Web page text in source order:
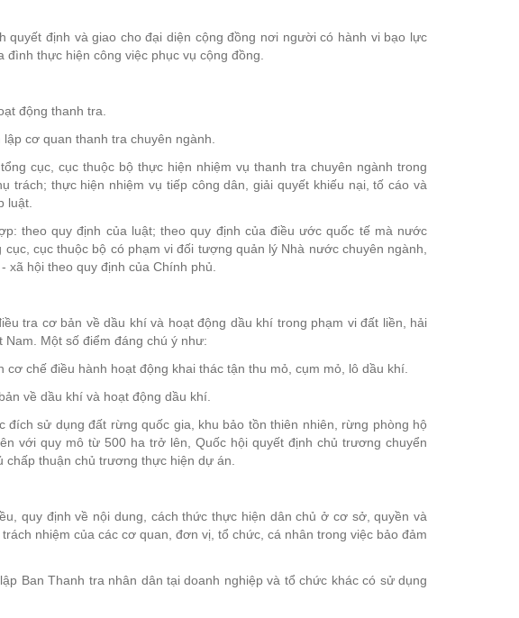
quyết định và giao cho đại diện cộng đồng nơi người có hành vi bạo lực
thực hiện công việc phục vụ cộng đồng.
động thanh tra.
cơ quan thanh tra chuyên ngành.
cục, cục thuộc bộ thực hiện nhiệm vụ thanh tra chuyên ngành trong
trách; thực hiện nhiệm vụ tiếp công dân, giải quyết khiếu nại, tố cáo và
luật.
theo quy định của luật; theo quy định của điều ước quốc tế mà nước
cục thuộc bộ có phạm vi đối tượng quản lý Nhà nước chuyên ngành,
hội theo quy định của Chính phủ.
tra cơ bản về dầu khí và hoạt động dầu khí trong phạm vi đất liền, hải
Một số điểm đáng chú ý như:
chế điều hành hoạt động khai thác tận thu mỏ, cụm mỏ, lô dầu khí.
về dầu khí và hoạt động dầu khí.
sử dụng đất rừng quốc gia, khu bảo tồn thiên nhiên, rừng phòng hộ
với quy mô từ 500 ha trở lên, Quốc hội quyết định chủ trương chuyển
thuận chủ trương thực hiện dự án.
quy định về nội dung, cách thức thực hiện dân chủ ở cơ sở, quyền và
nhiệm của các cơ quan, đơn vị, tổ chức, cá nhân trong việc bảo đảm
Ban Thanh tra nhân dân tại doanh nghiệp và tổ chức khác có sử dụng